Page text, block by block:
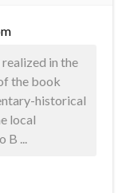
in the
the book
historical
local
B ...